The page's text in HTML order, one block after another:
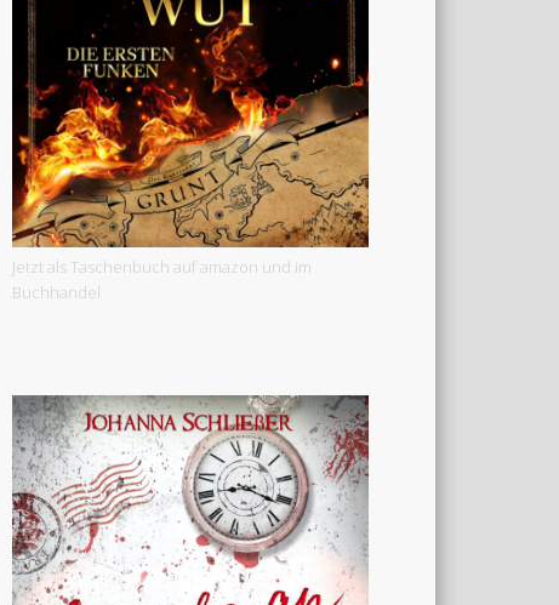
Jetzt als Taschenbuch auf amazon und im
Buchhandel